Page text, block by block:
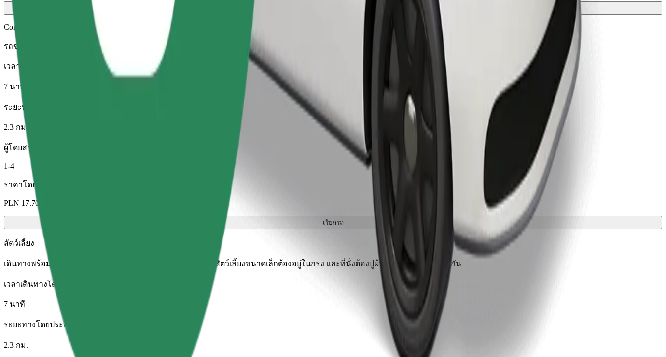
Comfort
รถขนาดใหญ่ นั่งสบาย มีพื้นที่เก็บของมากขึ้น
เวลาเดินทางโดยประมาณ
7 นาที
ระยะทางโดยประมาณ
2.3 กม.
ผู้โดยสาร
1-4
ราคาโดยประมาณ
PLN 17.70
เรียกรถ
สัตว์เลี้ยง
เดินทางพร้อมสัตว์เลี้ยงของคุณ สุนัขต้องสวมตะกร้อครอบปาก สัตว์เลี้ยงขนาดเล็กต้องอยู่ในกรง และที่นั่งต้องปูผ้าห่มหรือแผ่นรองป้องกัน
เวลาเดินทางโดยประมาณ
7 นาที
ระยะทางโดยประมาณ
2.3 กม.